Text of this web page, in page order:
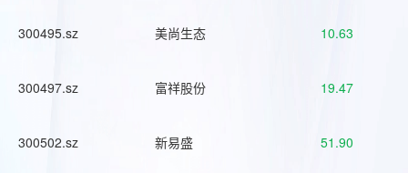
300495.sz 美尚生态 10.63
300497.sz 富祥股份 19.47
300502.sz 新易盛 51.90